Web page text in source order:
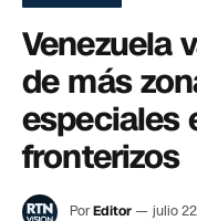
Venezuela
de más
especiales
fronterizos
PorEditor julio